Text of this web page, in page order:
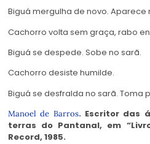
Biguá mergulha de novo. Aparece
Cachorro volta sem graça, rabo
Biguá se despede. Sobe no sarã.
Cachorro desiste humilde.
Biguá se desfralda no sarã. Toma
Manoel de Barros. Escritor das
terras do Pantanal, em
Record, 1985.